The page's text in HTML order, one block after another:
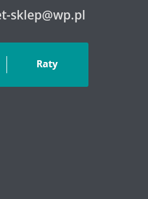
sklep@wp.pl